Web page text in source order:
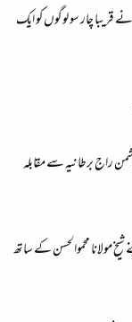
قریبا چار سو لوگوں کو ایک
راج برطانیہ سے مقابلہ
مولانا محموالحسن کے ساتھ